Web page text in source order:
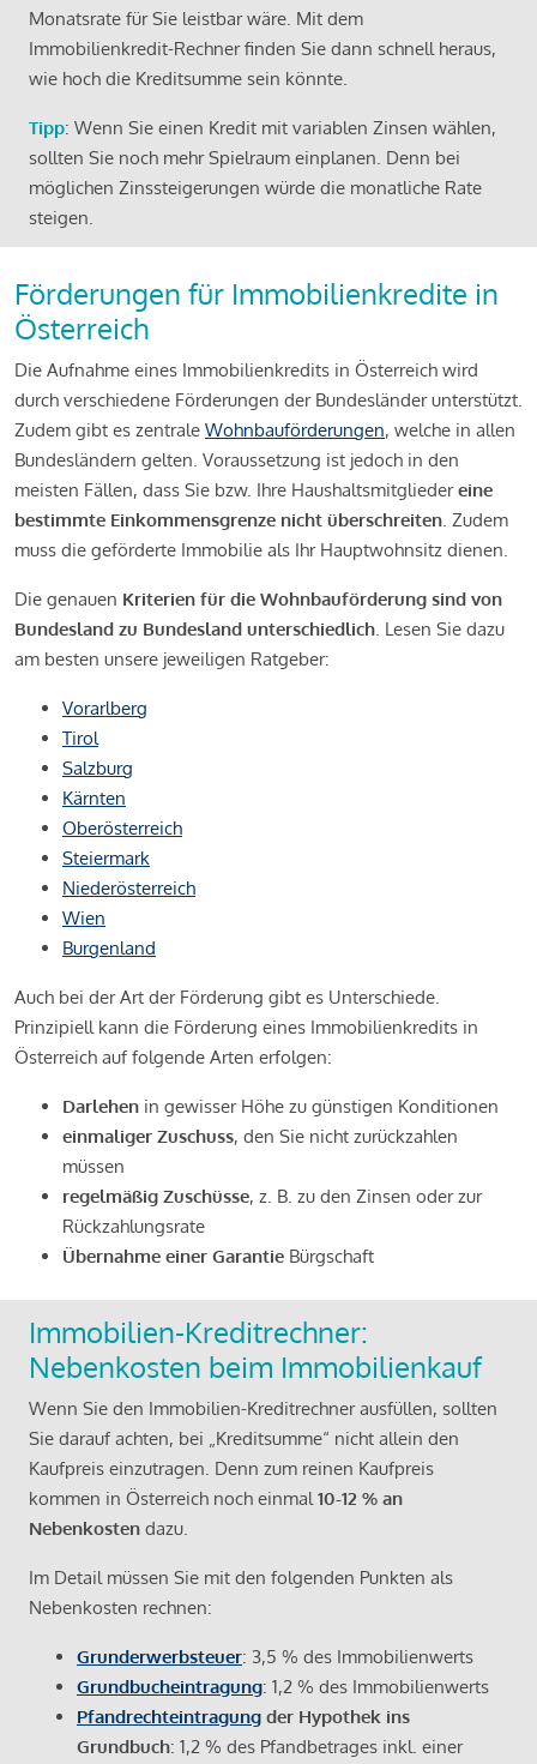
Monatsrate für Sie leistbar wäre. Mit dem
Immobilienkredit-Rechner finden Sie dann schnell heraus,
wie hoch die Kreditsumme sein könnte.
Tipp: Wenn Sie einen Kredit mit variablen Zinsen wählen,
sollten Sie noch mehr Spielraum einplanen. Denn bei
möglichen Zinssteigerungen würde die monatliche Rate
steigen.
Förderungen für Immobilienkredite in
Österreich
Die Aufnahme eines Immobilienkredits in Österreich wird
durch verschiedene Förderungen der Bundesländer unterstützt.
Zudem gibt es zentrale Wohnbauförderungen, welche in allen
Bundesländern gelten. Voraussetzung ist jedoch in den
meisten Fällen, dass Sie bzw. Ihre Haushaltsmitgliedereine
bestimmte Einkommensgrenze nicht überschreiten. Zudem
muss die geförderte Immobilie als Ihr Hauptwohnsitz dienen.
Die genauen Kriterien für die Wohnbauförderung sind von
Bundesland zu Bundesland unterschiedlich. Lesen Sie dazu
am besten unsere jeweiligen Ratgeber:
Vorarlberg
Tirol
Salzburg
Kärnten
Oberösterreich
Steiermark
Niederösterreich
Wien
Burgenland
Auch bei der Art der Förderung gibt es Unterschiede.
Prinzipiell kann die Förderung eines Immobilienkredits in
Österreich auf folgende Arten erfolgen:
Darlehen in gewisser Höhe zu günstigen Konditionen
einmaliger Zuschuss, den Sie nicht zurückzahlen
müssen
regelmäßig Zuschüsse, z. B. zu den Zinsen oder zur
Rückzahlungsrate
Übernahme einer Garantie Bürgschaft
Immobilien-Kreditrechner:
Nebenkosten beim Immobilienkauf
Wenn Sie den Immobilien-Kreditrechner ausfüllen, sollten
Sie darauf achten, bei „Kreditsumme“ nicht allein den
Kaufpreis einzutragen. Denn zum reinen Kaufpreis
kommen in Österreich noch einmal10-12 % an
Nebenkosten dazu.
Im Detail müssen Sie mit den folgenden Punkten als
Nebenkosten rechnen:
Grunderwerbsteuer: 3,5 % des Immobilienwerts
Grundbucheintragung: 1,2 % des Immobilienwerts
Pfandrechteintragung der Hypothek ins
Grundbuch: 1,2 % des Pfandbetrages inkl. einer